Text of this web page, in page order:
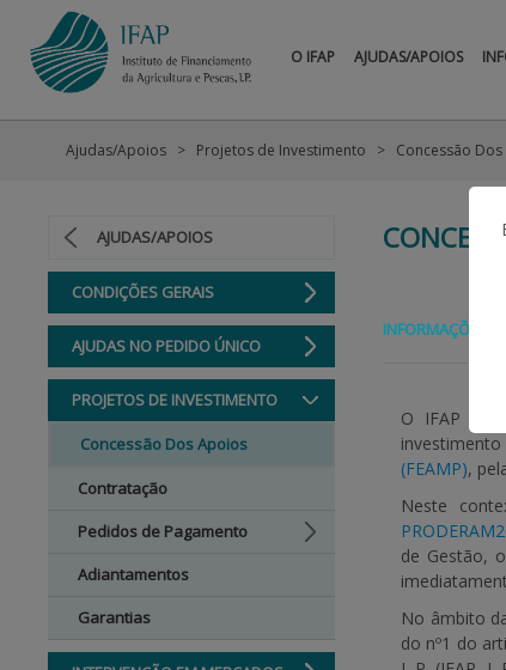
O IFAP AJUDAS/APOIOS
AJUDAS/APOIOS
CONDIÇÕES GERAIS
AJUDAS NO PEDIDO ÚNICO
PROJETOS DE INVESTIMENTO
Concessão Dos Apoios
Contratação
Pedidos de Pagamento
Adiantamentos
Garantias
Ajudas/Apoios Projetos de Investimento Concessão
INFORMAÇÕES
O IFAP é
(FEAMP),
Neste
de Gestão,
No âmbito
do nº1 do